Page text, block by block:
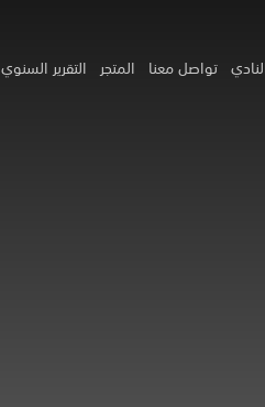
تواصل معنا المتجر التقرير السنوي